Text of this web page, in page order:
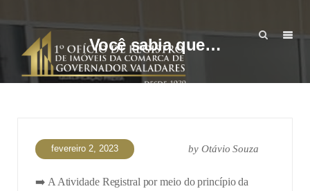
Você sabia que…
fevereiro 2, 2023 byOtávio Souza
➡️ A Atividade Registral por meio do princípio da